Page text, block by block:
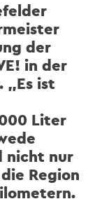
der
in der
„Es ist
Liter
nicht nur
Region